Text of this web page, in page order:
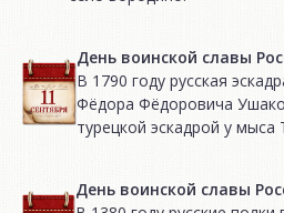
День воинской славы
В 1790 году русская
Фёдора Фёдоровича
турецкой эскадрой у мыса
День воинской славы